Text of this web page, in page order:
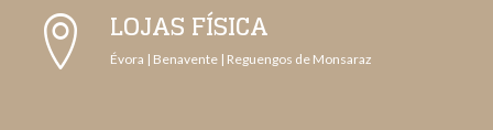
LOJAS FÍSICA
Évora | Benavente | Reguengos de Monsaraz